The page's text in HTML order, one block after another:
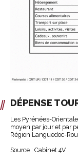
DÉPENSE
Les Pyrénées-
moyen par jour et par
Région Languedoc-
Source : Cabinet 4V